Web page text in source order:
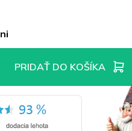
PRIDAŤ DO KOŠÍKA